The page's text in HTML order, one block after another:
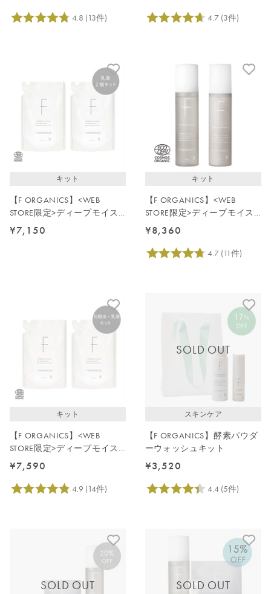
ット
キット
【F ORGANICS】<WEB
STORE限定>ディープモイス
チャーミルク詰替2点セット
¥7,150
キット
【F ORGANICS】<WEB
STORE限定>ディープモイス
チャーケアキット
¥8,360
キット
【F ORGANICS】<WEB
STORE限定>ディープモイス
チャーケアキット(詰替)
¥7,590
SOLD OUT
スキンケア
【F ORGANICS】酵素パウダ
ーウォッシュキット
¥3,520
SOLD OUT SOLD OUT